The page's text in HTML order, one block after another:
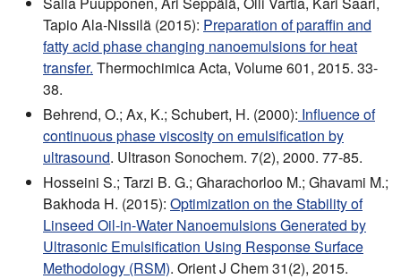
Tapio Ala-Nissilä (2015): Preparation of paraffin and
fatty acid phase changing nanoemulsions for heat
transfer. Thermochimica Acta, Volume 601, 2015. 33-
38.
Behrend, O.; Ax, K.; Schubert, H. (2000): Influence of
continuous phase viscosity on emulsification by
ultrasound. Ultrason Sonochem. 7(2), 2000. 77-85.
Hosseini S.; Tarzi B. G.; Gharachorloo M.; Ghavami M.;
Bakhoda H. (2015): Optimization on the Stability of
Linseed Oil-in-Water Nanoemulsions Generated by
Ultrasonic Emulsification Using Response Surface
Methodology (RSM). Orient J Chem 31(2), 2015.